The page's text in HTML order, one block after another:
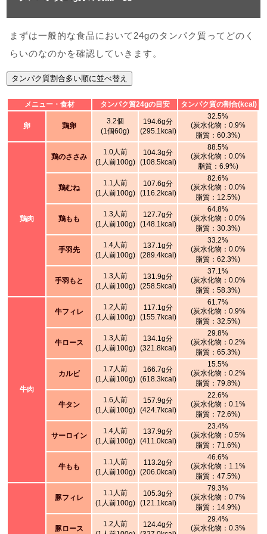
まずは一般的な食品において24gのタンパク質ってどのく
らいのなのかを確認していきます。
タンパク質割合多い順に並べ替え
メニュー・食材 タンパク質24gの目安 タンパク質の割合(kcal)
卵 鶏卵
3.2個
(1個60g)
194.6g分
(295.1kcal)
32.5%
(炭水化物：0.9%
脂質：60.3%)
鶏肉
鶏のささみ
1.0人前
(1人前100g)
104.3g分
(108.5kcal)
88.5%
(炭水化物：0.0%
脂質：6.9%)
鶏むね
1.1人前
(1人前100g)
107.6g分
(116.2kcal)
82.6%
(炭水化物：0.0%
脂質：12.5%)
鶏もも
1.3人前
(1人前100g)
127.7g分
(148.1kcal)
64.8%
(炭水化物：0.0%
脂質：30.3%)
手羽先
1.4人前
(1人前100g)
137.1g分
(289.4kcal)
33.2%
(炭水化物：0.0%
脂質：62.3%)
手羽もと
1.3人前
(1人前100g)
131.9g分
(258.5kcal)
37.1%
(炭水化物：0.0%
脂質：58.3%)
牛肉
牛フィレ
1.2人前
(1人前100g)
117.1g分
(155.7kcal)
61.7%
(炭水化物：0.9%
脂質：32.5%)
牛ロース
1.3人前
(1人前100g)
134.1g分
(321.8kcal)
29.8%
(炭水化物：0.2%
脂質：65.3%)
カルビ
1.7人前
(1人前100g)
166.7g分
(618.3kcal)
15.5%
(炭水化物：0.2%
脂質：79.8%)
牛タン
1.6人前
(1人前100g)
157.9g分
(424.7kcal)
22.6%
(炭水化物：0.1%
脂質：72.6%)
サーロイン
1.4人前
(1人前100g)
137.9g分
(411.0kcal)
23.4%
(炭水化物：0.5%
脂質：71.6%)
牛もも
1.1人前
(1人前100g)
113.2g分
(206.0kcal)
46.6%
(炭水化物：1.1%
脂質：47.5%)
豚フィレ
1.1人前
(1人前100g)
105.3g分
(121.1kcal)
79.3%
(炭水化物：0.7%
脂質：14.9%)
豚ロース
1.2人前
124.4g分
29.4%
(炭水化物：0.3%